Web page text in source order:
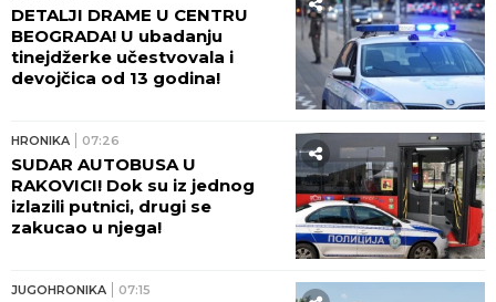
DETALJI DRAME U CENTRU
BEOGRADA! U ubadanju
tinejdžerke učestvovala i
devojčica od 13 godina!
HRONIKA 07:26
SUDAR AUTOBUSA U
RAKOVICI! Dok su iz jednog
izlazili putnici, drugi se
zakucao u njega!
JUGOHRONIKA 07:15